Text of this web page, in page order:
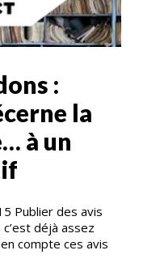
:
la
à un
Publier des avis
déjà assez
compte ces avis